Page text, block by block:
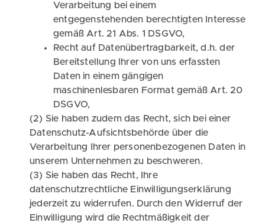
Verarbeitung bei einem
entgegenstehenden berechtigten Interesse
gemäß Art. 21 Abs. 1 DSGVO,
Recht auf Datenübertragbarkeit, d.h. der
Bereitstellung Ihrer von uns erfassten
Daten in einem gängigen
maschinenlesbaren Format gemäß Art. 20
DSGVO,
(2) Sie haben zudem das Recht, sich bei einer
Datenschutz-Aufsichtsbehörde über die
Verarbeitung Ihrer personenbezogenen Daten in
unserem Unternehmen zu beschweren.
(3) Sie haben das Recht, Ihre
datenschutzrechtliche Einwilligungserklärung
jederzeit zu widerrufen. Durch den Widerruf der
Einwilligung wird die Rechtmäßigkeit der